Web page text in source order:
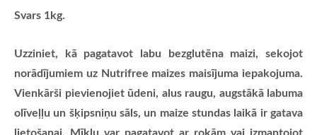
Svars 1kg.
Uzziniet, kā pagatavot labu bezglutēna maizi, sekojot
norādījumiem uz Nutrifree maizes maisījuma iepakojuma.
Vienkārši pievienojiet ūdeni, alus raugu, augstākā labuma
olīveļļu un šķipsniņu sāls, un maize stundas laikā ir gatava
lietošanai. Mīklu var pagatavot ar rokām vai izmantojot